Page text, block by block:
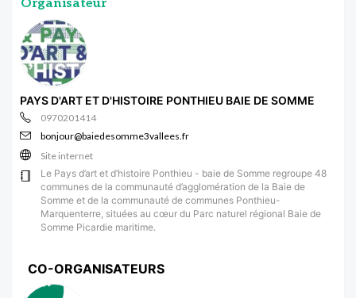
Organisateur
PAYS D'ART ET D'HISTOIRE PONTHIEU BAIE DE SOMME
0970201414
bonjour@baiedesomme3vallees.fr
Site internet
Le Pays d’art et d’histoire Ponthieu - baie de Somme regroupe 48
communes de la communauté d’agglomération de la Baie de
Somme et de la communauté de communes Ponthieu-
Marquenterre, situées au cœur du Parc naturel régional Baie de
Somme Picardie maritime.
CO-ORGANISATEURS